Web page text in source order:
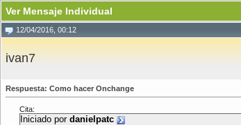
Ver Mensaje Individual
12/04/2016, 00:12
ivan7
Respuesta: Como hacer Onchange
Cita:
Iniciado por danielpatc